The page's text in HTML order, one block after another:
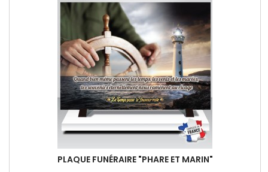
PLAQUE FUNÉRAIRE "PHARE ET MARIN"